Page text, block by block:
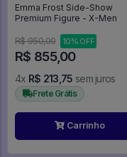
Emma Frost Side-Show
Premium Figure - X-Men
R$ 950,00 10% OFF
R$ 855,00
4x R$ 213,75 sem juros
Frete Grátis
Carrinho